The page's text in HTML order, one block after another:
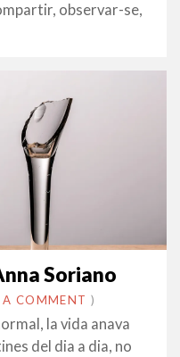
observar-se,
Soriano
A COMMENT )
la vida anava
del dia a dia, no